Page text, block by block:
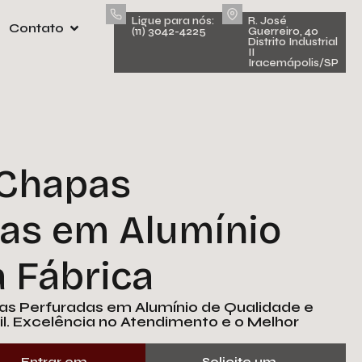
Contato
Ligue para nós:
(11) 3042-4225
R. José
Guerreiro, 40
Distrito Industrial
II
Iracemápolis/SP
em Alumínio
Fábrica
Perfuradas em Alumínio de Qualidade e
Excelência no Atendimento e o Melhor
Solicite um Orçamento
o formulário abaixo para solicitar um
Nossa equipe está à disposição para